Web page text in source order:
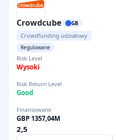
Crowdcube GB
Crowdfunding udziałowy
Regulowane
Risk Level
Wysoki
Risk Return Level
Good
Finansowane
GBP 1357,04M
2,5